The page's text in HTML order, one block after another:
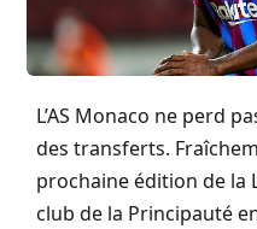
L’AS Monaco ne perd
des transferts.
prochaine édition de la
club de la Principauté